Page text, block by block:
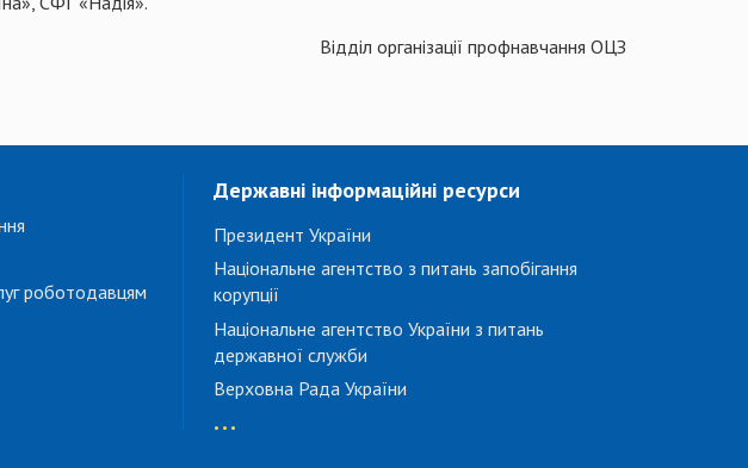
Відділ організації профнавчання ОЦЗ
роботодавцям
Державні інформаційні ресурси
Президент України
Національне агентство з питань запобігання
корупції
Національне агентство України з питань
державної служби
Верховна Рада України
...